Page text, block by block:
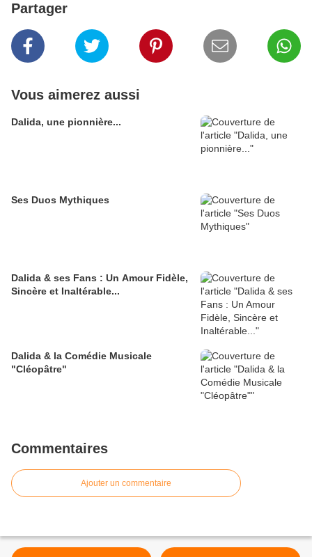
Partager
Vous aimerez aussi
Dalida, une pionnière...
Ses Duos Mythiques
Dalida & ses Fans : Un Amour Fidèle,
Sincère et Inaltérable...
Dalida & la Comédie Musicale
"Cléopâtre"
Commentaires
Ajouter un commentaire